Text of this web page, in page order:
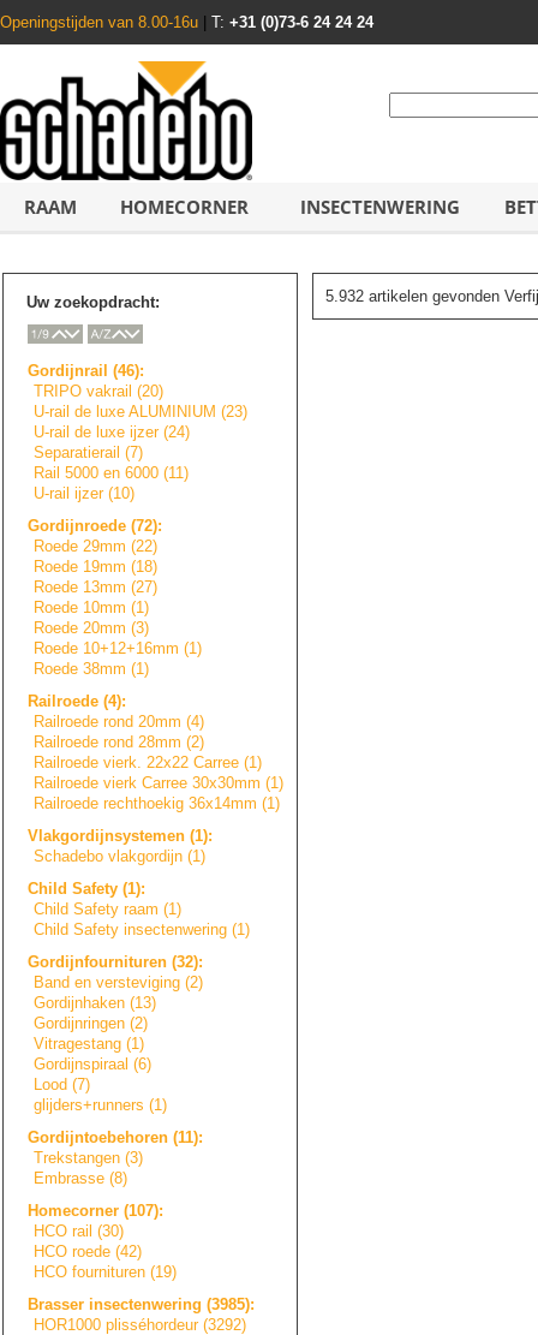
Openingstijden van 8.00-16u T: +31 (0)73-6 24 24 24
RAAM HOMECORNER INSECTENWERING
Uw zoekopdracht:
Gordijnrail (46):
TRIPO vakrail (20)
U-rail de luxe ALUMINIUM (23)
U-rail de luxe ijzer (24)
Separatierail (7)
Rail 5000 en 6000 (11)
U-rail ijzer (10)
Gordijnroede (72):
Roede 29mm (22)
Roede 19mm (18)
Roede 13mm (27)
Roede 10mm (1)
Roede 20mm (3)
Roede 10+12+16mm (1)
Roede 38mm (1)
Railroede (4):
Railroede rond 20mm (4)
Railroede rond 28mm (2)
Railroede vierk. 22x22 Carree (1)
Railroede vierk Carree 30x30mm (1)
Railroede rechthoekig 36x14mm (1)
Vlakgordijnsystemen (1):
Schadebo vlakgordijn (1)
Child Safety (1):
Child Safety raam (1)
Child Safety insectenwering (1)
Gordijnfournituren (32):
Band en versteviging (2)
Gordijnhaken (13)
Gordijnringen (2)
Vitragestang (1)
Gordijnspiraal (6)
Lood (7)
glijders+runners (1)
Gordijntoebehoren (11):
Trekstangen (3)
Embrasse (8)
Homecorner (107):
HCO rail (30)
HCO roede (42)
HCO fournituren (19)
Brasser insectenwering (3985):
HOR1000 plisséhordeur (3292)
5.932 artikelen gevonden